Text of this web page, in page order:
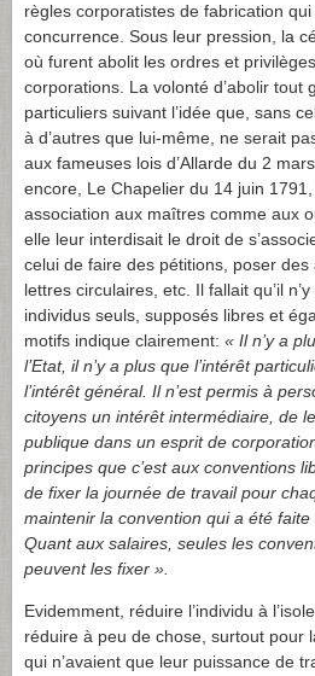
règles corporatistes de fabrication
concurrence. Sous leur pression, la
où furent abolit les ordres et
corporations. La volonté d’abolir tout
particuliers suivant l’idée que, sans
à d’autres que lui-même, ne serait
aux fameuses lois d’Allarde du 2
encore, Le Chapelier du 14 juin
association aux maîtres comme aux
elle leur interdisait le droit de
celui de faire des pétitions, poser
lettres circulaires, etc. Il fallait qu’il
individus seuls, supposés libres et
motifs indique clairement: « Il n’y a
l’Etat, il n’y a plus que l’intérêt
l’intérêt général. Il n’est permis à
citoyens un intérêt intermédiaire, de
publique dans un esprit de
principes que c’est aux conventions
de fixer la journée de travail pour
maintenir la convention qui a été faite
Quant aux salaires, seules les
peuvent les fixer ».
Evidemment, réduire l’individu à
réduire à peu de chose, surtout pour
qui n’avaient que leur puissance de